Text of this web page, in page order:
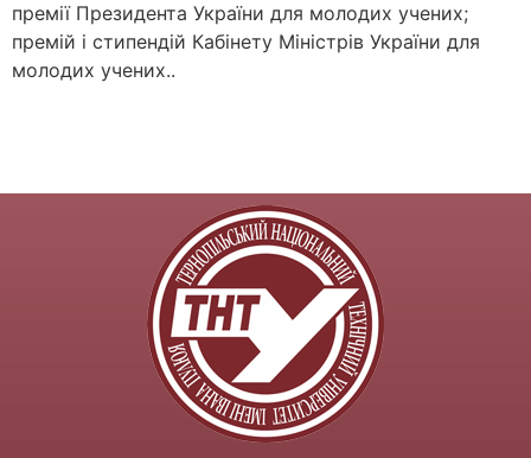
премії Президента України для молодих учених;
премій і стипендій Кабінету Міністрів України для
молодих учених..